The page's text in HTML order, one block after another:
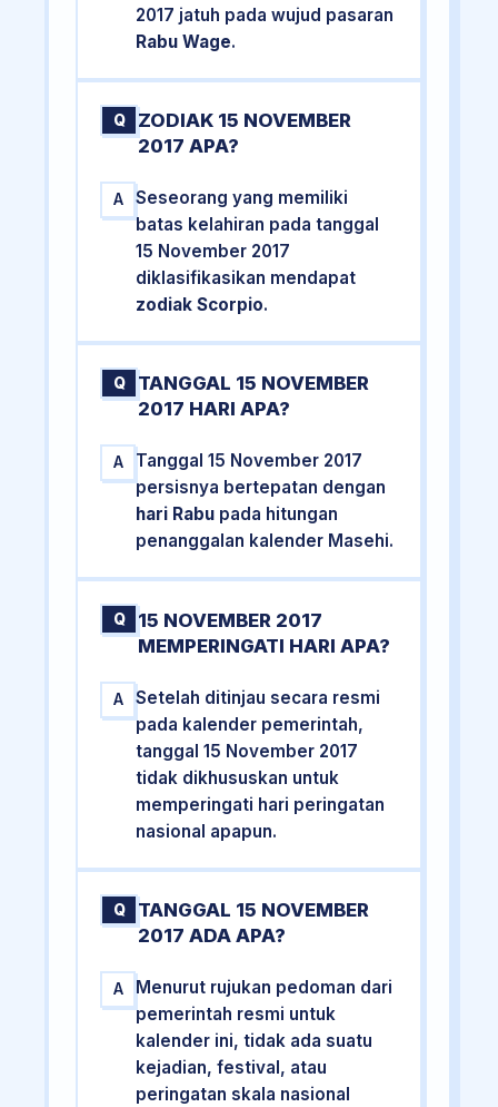
2017 jatuh pada wujud pasaran
Rabu Wage.
Q
ZODIAK 15 NOVEMBER
2017 APA?
A
Seseorang yang memiliki
batas kelahiran pada tanggal
15 November 2017
diklasifikasikan mendapat
zodiak Scorpio.
Q
TANGGAL 15 NOVEMBER
2017 HARI APA?
A
Tanggal 15 November 2017
persisnya bertepatan dengan
hari Rabu pada hitungan
penanggalan kalender Masehi.
Q
15 NOVEMBER 2017
MEMPERINGATI HARI APA?
A
Setelah ditinjau secara resmi
pada kalender pemerintah,
tanggal 15 November 2017
tidak dikhususkan untuk
memperingati hari peringatan
nasional apapun.
Q
TANGGAL 15 NOVEMBER
2017 ADA APA?
A
Menurut rujukan pedoman dari
pemerintah resmi untuk
kalender ini, tidak ada suatu
kejadian, festival, atau
peringatan skala nasional